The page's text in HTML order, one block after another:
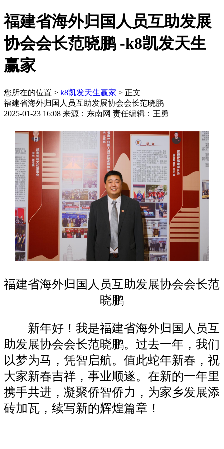
福建省海外归国人员互助发展
协会会长范晓鹏 -k8凯发天生
赢家
您所在的位置 > k8凯发天生赢家 > 正文
福建省海外归国人员互助发展协会会长范晓鹏
2025-01-23 16:08 来源：东南网 责任编辑：王勇
福建省海外归国人员互助发展协会会长范
晓鹏
新年好！我是福建省海外归国人员互
助发展协会会长范晓鹏。过去一年，我们
以梦为马，凭智启航。值此蛇年新春，祝
大家新春吉祥，事业顺遂。在新的一年里
携手共进，凝聚侨智侨力，为家乡发展添
砖加瓦，续写新的辉煌篇章！